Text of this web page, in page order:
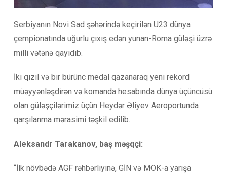
Serbiyanın Novi Sad şəhərində keçirilən U23 dünya
çempionatında uğurlu çıxış edən yunan-Roma güləşi üzrə
milli vətənə qayıdıb.
İki qızıl və bir bürünc medal qazanaraq yeni rekord
müəyyənləşdirən və komanda hesabında dünya üçüncüsü
olan güləşçilərimiz üçün Heydər Əliyev Aeroportunda
qarşılanma mərasimi təşkil edilib.
Aleksandr Tarakanov, baş məşqçi:
“İlk növbədə AGF rəhbərliyinə, GİN və MOK-a yarışa